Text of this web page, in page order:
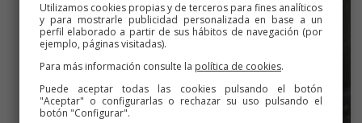
Utilizamos cookies propias y de terceros para fines analíticos
y para mostrarle publicidad personalizada en base a un
perfil elaborado a partir de sus hábitos de navegación (por
ejemplo, páginas visitadas).
Para más información consulte la política de cookies.
Puede aceptar todas las cookies pulsando el botón
"Aceptar" o configurarlas o rechazar su uso pulsando el
botón "Configurar".